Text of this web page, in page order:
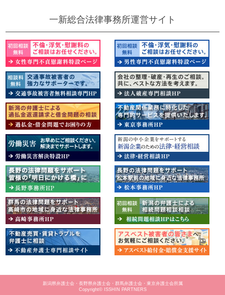
一新総合法律事務所運営サイト
新潟県弁護士会・長野県弁護士会・群馬弁護士会・東京弁護士会所属
Copyright© ISSHIN PARTNERS